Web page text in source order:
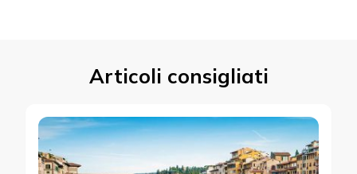
Articoli consigliati